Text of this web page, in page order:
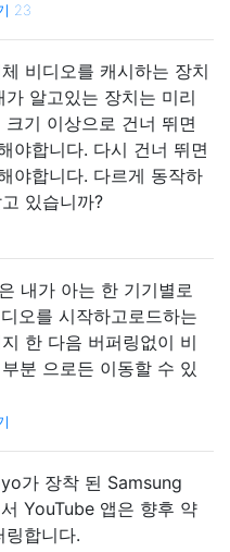
23
비디오를 캐시하는 장치
가 알고있는 장치는 미리
크기 이상으로 건너 뛰면
야합니다. 다시 건너 뛰면
야합니다. 다르게 동작하
있습니까?
내가 아는 한 기기별로
오를 시작하고로드하는
한 다음 버퍼링없이 비
분 으로든 이동할 수 있
가 장착 된 Samsung
YouTube 앱은 향후 약
합니다.